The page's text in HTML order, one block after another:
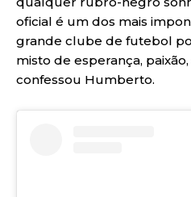
oficial é um dos mais
grande clube de futebol
misto de esperança,
confessou Humberto.